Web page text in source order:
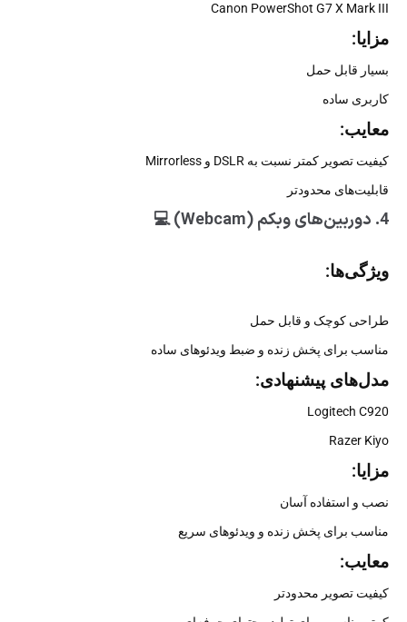
Canon PowerShot G7 X Mark III
مزایا:
بسیار قابل حمل
کاربری ساده
معایب:
کیفیت تصویر کمتر نسبت به DSLR و Mirrorless
قابلیت‌های محدودتر
4. دوربین‌های وبکم (Webcam) 💻
ویژگی‌ها:
طراحی کوچک و قابل حمل
مناسب برای پخش زنده و ضبط ویدئوهای ساده
مدل‌های پیشنهادی:
Logitech C920
Razer Kiyo
مزایا:
نصب و استفاده آسان
مناسب برای پخش زنده و ویدئوهای سریع
معایب:
کیفیت تصویر محدودتر